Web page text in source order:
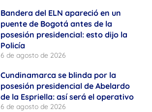
Bandera del ELN apareció en un
puente de Bogotá antes de la
posesión presidencial: esto dijo la
Policía
6 de agosto de 2026
Cundinamarca se blinda por la
posesión presidencial de Abelardo
de la Espriella: así será el operativo
6 de agosto de 2026